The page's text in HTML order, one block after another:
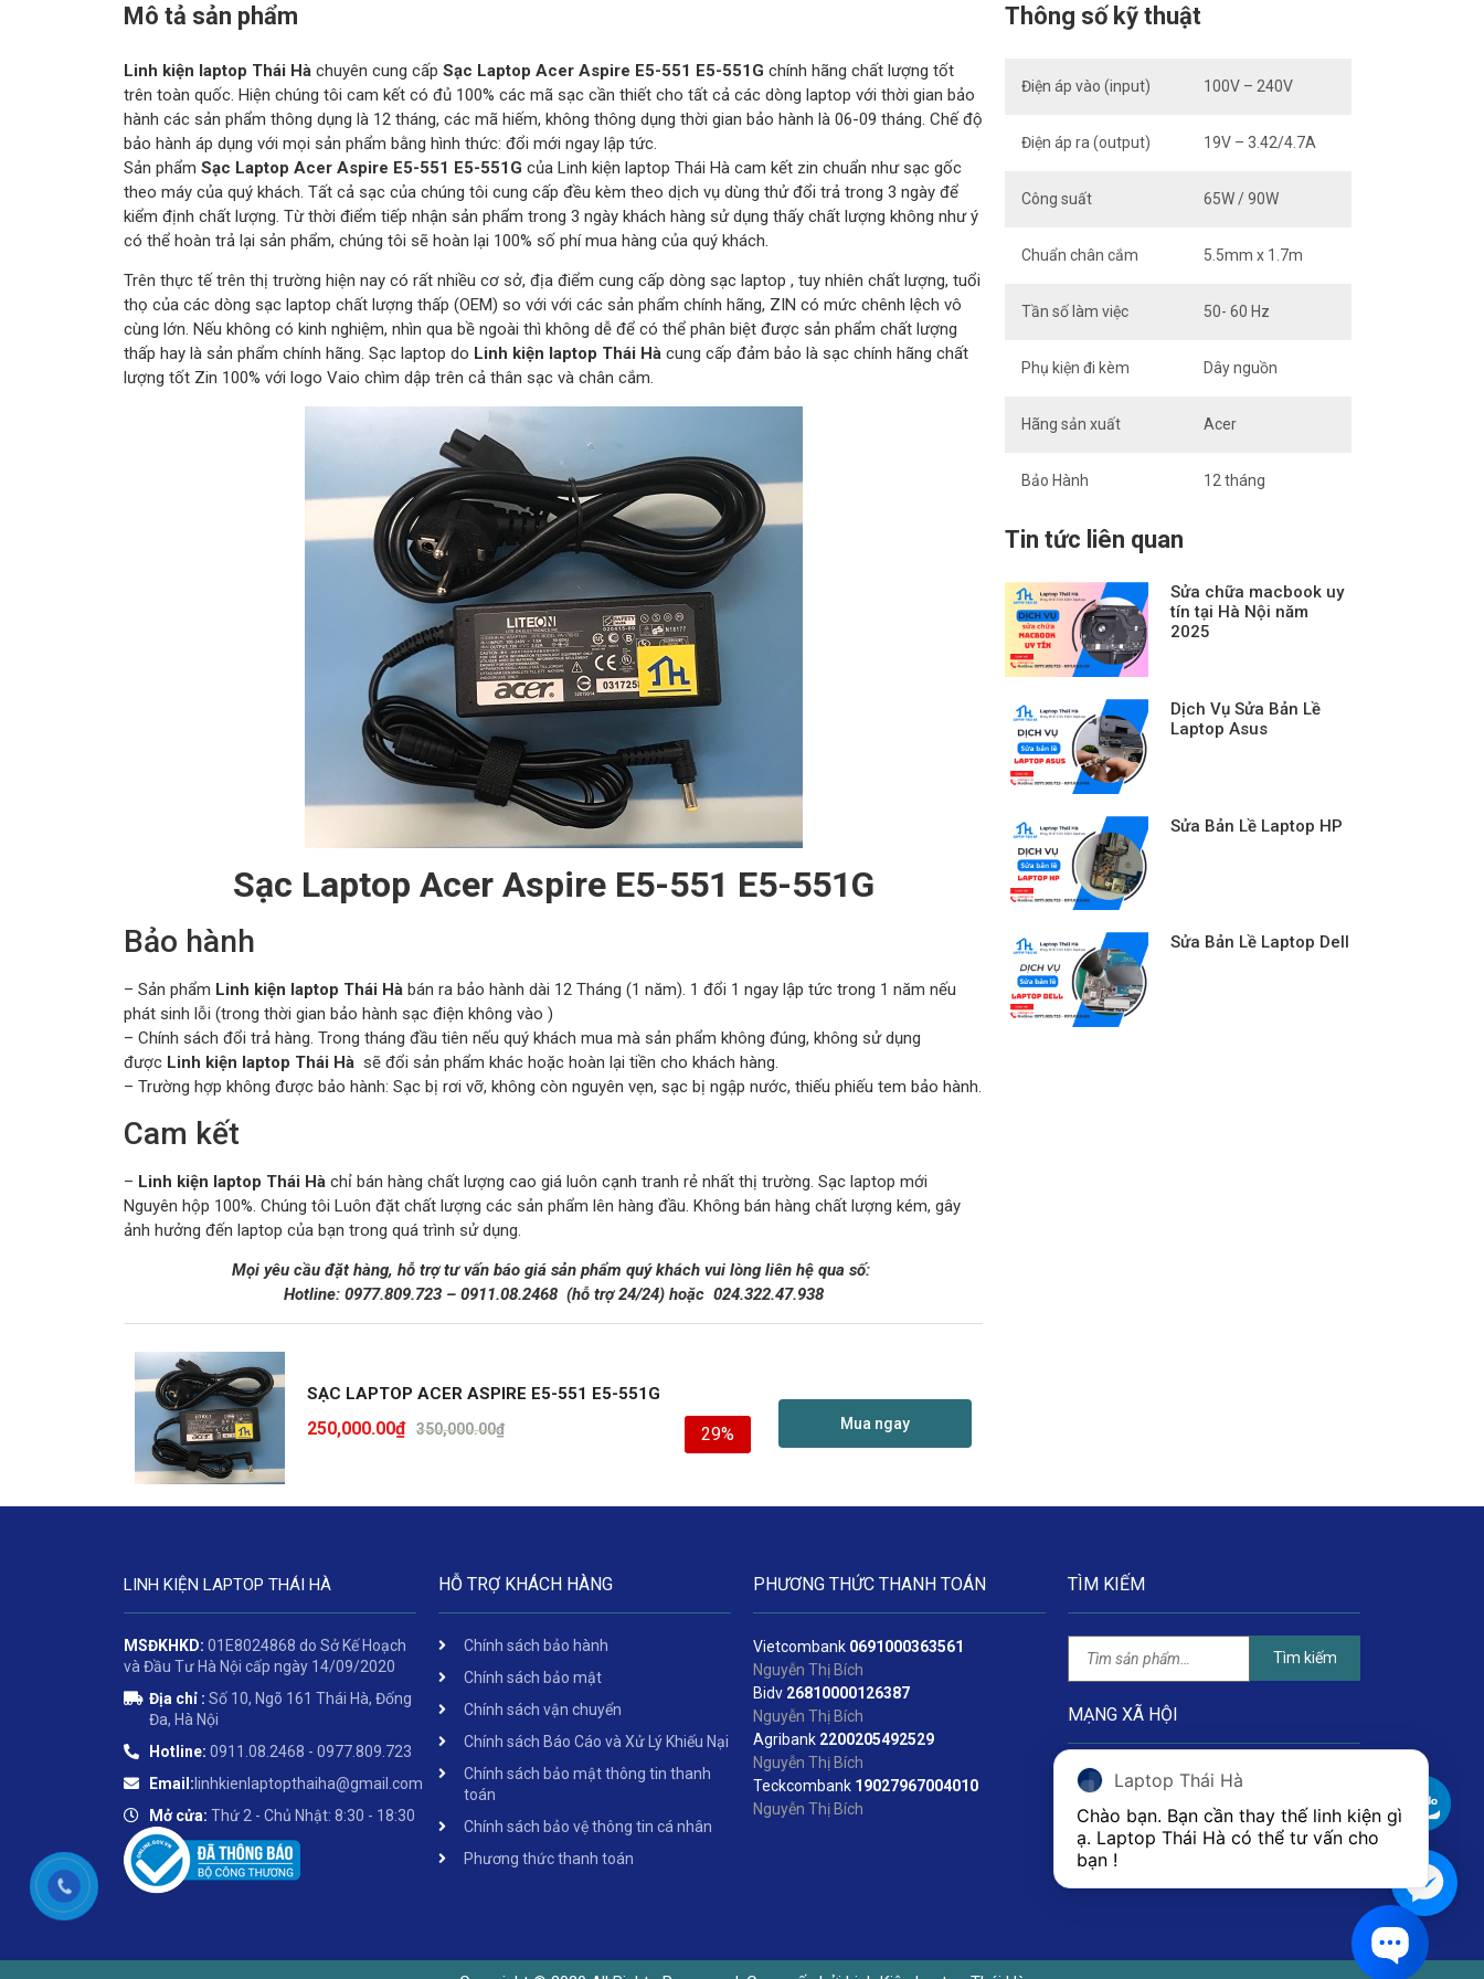
Mô tả sản phẩm
Linh kiện laptop Thái Hà chuyên cung cấp Sạc Laptop Acer Aspire E5-551 E5-551G chính hãng chất lượng tốt
trên toàn quốc. Hiện chúng tôi cam kết có đủ 100% các mã sạc cần thiết cho tất cả các dòng laptop với thời gian bảo
hành các sản phẩm thông dụng là 12 tháng, các mã hiếm, không thông dụng thời gian bảo hành là 06-09 tháng. Chế độ
bảo hành áp dụng với mọi sản phẩm bằng hình thức: đổi mới ngay lập tức.
Sản phẩm Sạc Laptop Acer Aspire E5-551 E5-551G của Linh kiện laptop Thái Hà cam kết zin chuẩn như sạc gốc
theo máy của quý khách. Tất cả sạc của chúng tôi cung cấp đều kèm theo dịch vụ dùng thử đổi trả trong 3 ngày để
kiểm định chất lượng. Từ thời điểm tiếp nhận sản phẩm trong 3 ngày khách hàng sử dụng thấy chất lượng không như ý
có thể hoàn trả lại sản phẩm, chúng tôi sẽ hoàn lại 100% số phí mua hàng của quý khách.
Trên thực tế trên thị trường hiện nay có rất nhiều cơ sở, địa điểm cung cấp dòng sạc laptop , tuy nhiên chất lượng, tuổi
thọ của các dòng sạc laptop chất lượng thấp (OEM) so với với các sản phẩm chính hãng, ZIN có mức chênh lệch vô
cùng lớn. Nếu không có kinh nghiệm, nhìn qua bề ngoài thì không dễ để có thể phân biệt được sản phẩm chất lượng
thấp hay là sản phẩm chính hãng. Sạc laptop do Linh kiện laptop Thái Hà cung cấp đảm bảo là sạc chính hãng chất
lượng tốt Zin 100% với logo Vaio chìm dập trên cả thân sạc và chân cắm.
Sạc Laptop Acer Aspire E5-551 E5-551G
Bảo hành
– Sản phẩm Linh kiện laptop Thái Hà bán ra bảo hành dài 12 Tháng (1 năm). 1 đổi 1 ngay lập tức trong 1 năm nếu
phát sinh lỗi (trong thời gian bảo hành sạc điện không vào )
– Chính sách đổi trả hàng. Trong tháng đầu tiên nếu quý khách mua mà sản phẩm không đúng, không sử dụng
được Linh kiện laptop Thái Hà sẽ đổi sản phẩm khác hoặc hoàn lại tiền cho khách hàng.
– Trường hợp không được bảo hành: Sạc bị rơi vỡ, không còn nguyên vẹn, sạc bị ngập nước, thiếu phiếu tem bảo hành.
Cam kết
– Linh kiện laptop Thái Hà chỉ bán hàng chất lượng cao giá luôn cạnh tranh rẻ nhất thị trường. Sạc laptop mới
Nguyên hộp 100%. Chúng tôi Luôn đặt chất lượng các sản phẩm lên hàng đầu. Không bán hàng chất lượng kém, gây
ảnh hưởng đến laptop của bạn trong quá trình sử dụng.
Mọi yêu cầu đặt hàng, hỗ trợ tư vấn báo giá sản phẩm quý khách vui lòng liên hệ qua số:
Hotline: 0977.809.723– 0911.08.2468 (hỗ trợ 24/24)hoặc024.322.47.938
SẠC LAPTOP ACER ASPIRE E5-551 E5-551G
350,000.00₫
250,000.00₫ 29% Mua ngay
Thông số kỹ thuật
Điện áp vào (input) 100V – 240V
Điện áp ra (output) 19V – 3.42/4.7A
Công suất 65W / 90W
Chuẩn chân cắm 5.5mm x 1.7m
Tần số làm việc 50- 60 Hz
Phụ kiện đi kèm Dây nguồn
Hãng sản xuất Acer
Bảo Hành 12 tháng
Tin tức liên quan
Sửa chữa macbook uy
tín tại Hà Nội năm
2025
Dịch Vụ Sửa Bản Lề
Laptop Asus
Sửa Bản Lề Laptop HP
Sửa Bản Lề Laptop Dell
LINH KIỆN LAPTOP THÁI HÀ
MSĐKHKD: 01E8024868 do Sở Kế Hoạch
và Đầu Tư Hà Nội cấp ngày 14/09/2020
Địa chỉ : Số 10, Ngõ 161 Thái Hà, Đống
Đa, Hà Nội
Hotline: 0911.08.2468 - 0977.809.723
Email: linhkienlaptopthaiha@gmail.com
Mở cửa: Thứ 2 - Chủ Nhật: 8:30 - 18:30
HỖ TRỢ KHÁCH HÀNG
Chính sách bảo hành
Chính sách bảo mật
Chính sách vận chuyển
Chính sách Báo Cáo và Xử Lý Khiếu Nại
Chính sách bảo mật thông tin thanh
toán
Chính sách bảo vệ thông tin cá nhân
Phương thức thanh toán
PHƯƠNG THỨC THANH TOÁN
Vietcombank 0691000363561
Nguyễn Thị Bích
Bidv 26810000126387
Nguyễn Thị Bích
Agribank 2200205492529
Nguyễn Thị Bích
Teckcombank 19027967004010
Nguyễn Thị Bích
TÌM KIẾM
Tìm kiếm
MẠNG XÃ HỘI
Laptop Thái Hà
Chào bạn. Bạn cần thay thế linh kiện gì
ạ. Laptop Thái Hà có thể tư vấn cho
bạn !